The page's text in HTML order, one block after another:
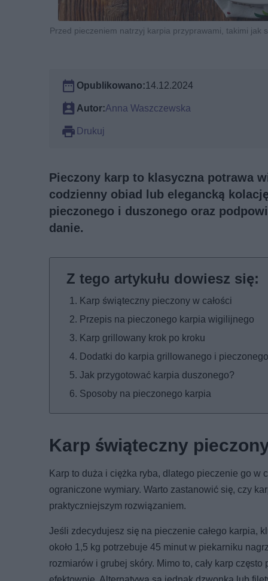
Przed pieczeniem natrzyj karpia przyprawami, takimi jak
Opublikowano:14.12.2024
Autor:Anna Waszczewska
Drukuj
Pieczony karp to klasyczna potrawa
codzienny obiad lub elegancką
pieczonego i duszonego oraz
danie.
Karp świąteczny pieczony w całości
Przepis na pieczonego karpia wigilijnego
Karp grillowany krok po kroku
Dodatki do karpia grillowanego i pieczonego
Jak przygotować karpia duszonego?
Sposoby na pieczonego karpia
Karp świąteczny
Karp to duża i ciężka ryba, dlatego pieczenie go w
ograniczone wymiary. Warto zastanowić się, czy
praktyczniejszym rozwiązaniem.
Jeśli zdecydujesz się na pieczenie całego karpia,
około 1,5 kg potrzebuje 45 minut w piekarniku
rozmiarów i grubej skóry. Mimo to, cały karp